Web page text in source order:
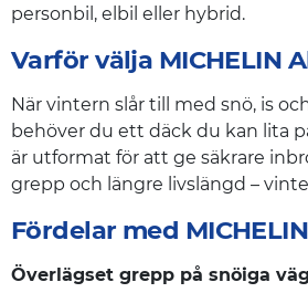
personbil, elbil eller hybrid.
Varför välja MICHELIN
När vintern slår till med snö, is
behöver du ett däck du kan lita
är utformat för att ge säkrare
grepp och längre livslängd –
Fördelar med
Överlägset grepp på snöiga